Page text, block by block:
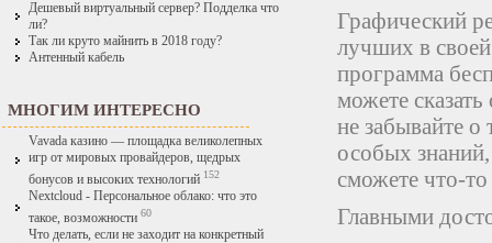
Дешевый виртуальный сервер? Подделка что
ли?
Так ли круто майнить в 2018 году?
Антенный кабель
МНОГИМ ИНТЕРЕСНО
Vavada казино — площадка великолепных
игр от мировых провайдеров, щедрых
бонусов и высоких технологий 152
Nextcloud - Персональное облако: что это
такое, возможности 60
Что делать, если не заходит на конкретный
Графический
лучших в
программа
можете
не забывайте о
особых
сможете что-
Главными